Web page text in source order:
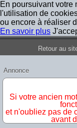
En poursuivant votre
l'utilisation de
ou encore à réaliser
En savoir plus
Retour au
Annonce
Si votre ancien
et n'oubliez pas de
avant